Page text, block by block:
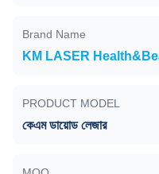
Brand Name
KM LASER
PRODUCT MODEL
কেএম ডায়োড লেজার